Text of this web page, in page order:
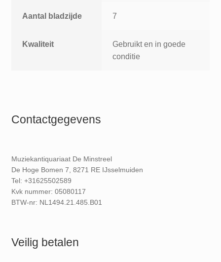
Aantal bladzijde 7
Kwaliteit
Gebruikt en in goede
conditie
Contactgegevens
Muziekantiquariaat De Minstreel
De Hoge Bomen 7, 8271 RE IJsselmuiden
Tel: +31625502589
Kvk nummer: 05080117
BTW-nr: NL1494.21.485.B01
Veilig betalen